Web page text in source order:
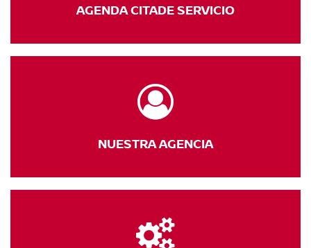
AGENDA CITADE SERVICIO
NUESTRAAGENCIA